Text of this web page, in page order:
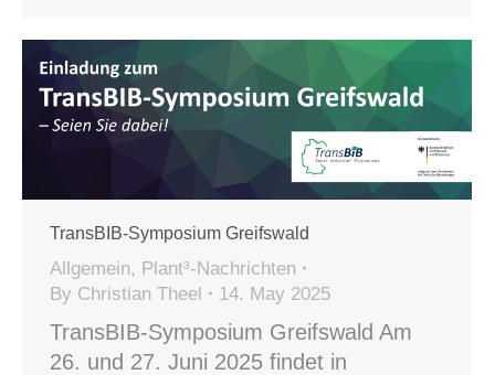
TransBIB-Symposium Greifswald
Allgemein, Plant³-Nachrichten
By Christian Theel 14. May 2025
TransBIB-Symposium Greifswald Am
26. und 27. Juni 2025 findet in